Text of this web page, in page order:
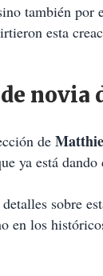
también por
esta
novia
de
ya está
sobre
en los